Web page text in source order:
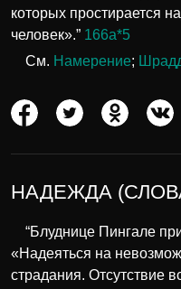
которых простирается
человек».” 166а*5
См. Намерение;
НАДЕЖДА
“Блуднице Пингале
«Надеяться на
страдания. Отсутствие